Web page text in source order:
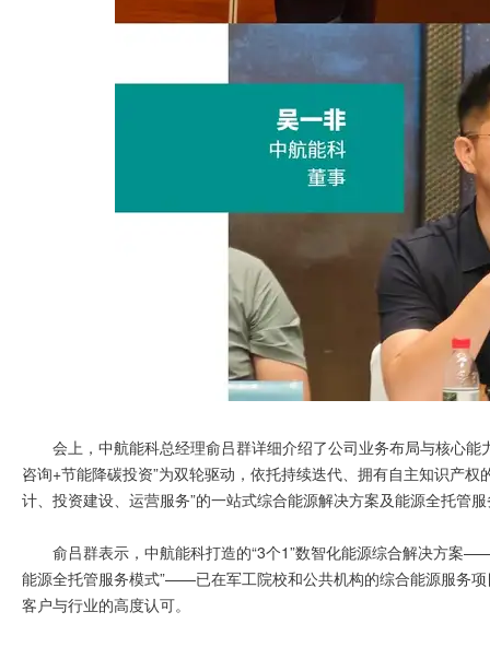
会上，中航能科总经理俞吕群详细介绍了公司业务布局与核心
咨询+节能降碳投资”为双轮驱动，依托持续迭代、拥有自主知识产
计、投资建设、运营服务”的一站式综合能源解决方案及能源全托管
俞吕群表示，中航能科打造的“3个1”数智化能源综合解决方案
能源全托管服务模式”——已在军工院校和公共机构的综合能源服务
客户与行业的高度认可。